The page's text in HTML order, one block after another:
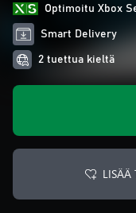
Optimoitu Xbox
Smart Delivery
2 tuettua kieltä
LISÄÄ